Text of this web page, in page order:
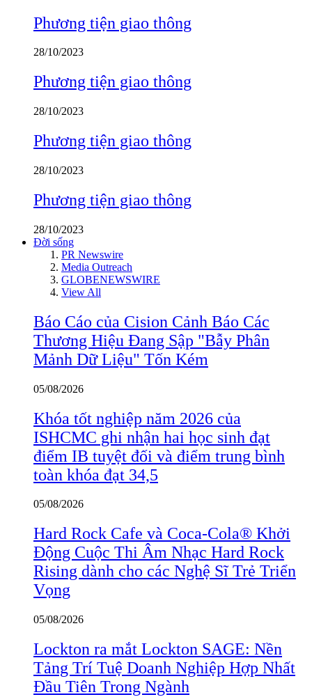
Phương tiện giao thông
28/10/2023
Phương tiện giao thông
28/10/2023
Phương tiện giao thông
28/10/2023
Phương tiện giao thông
28/10/2023
Đời sống
PR Newswire
Media Outreach
GLOBENEWSWIRE
View All
Báo Cáo của Cision Cảnh Báo Các
Thương Hiệu Đang Sập "Bẫy Phân
Mảnh Dữ Liệu" Tốn Kém
05/08/2026
Khóa tốt nghiệp năm 2026 của
ISHCMC ghi nhận hai học sinh đạt
điểm IB tuyệt đối và điểm trung bình
toàn khóa đạt 34,5
05/08/2026
Hard Rock Cafe và Coca-Cola® Khởi
Động Cuộc Thi Âm Nhạc Hard Rock
Rising dành cho các Nghệ Sĩ Trẻ Triển
Vọng
05/08/2026
Lockton ra mắt Lockton SAGE: Nền
Tảng Trí Tuệ Doanh Nghiệp Hợp Nhất
Đầu Tiên Trong Ngành